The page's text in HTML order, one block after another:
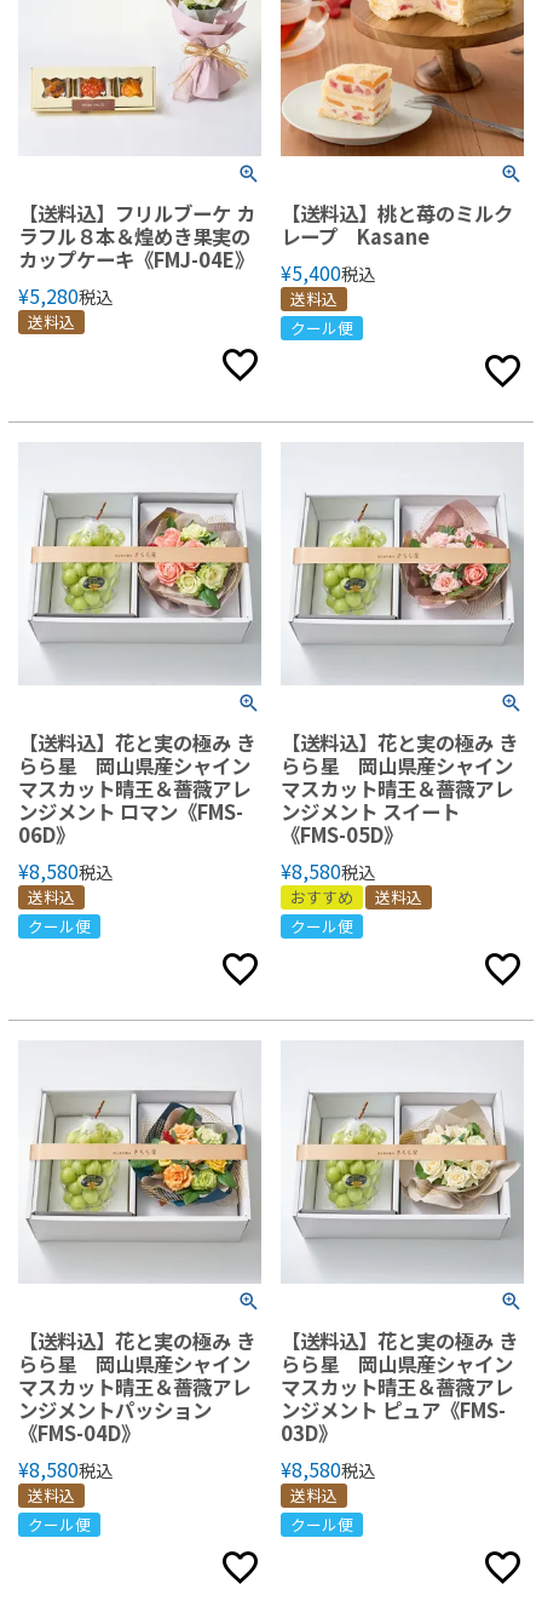
【送料込】フリルブーケ カ
ラフル８本＆煌めき果実の
カップケーキ《FMJ-04E》
¥5,280税込
送料込
【送料込】桃と苺のミルク
レープ Kasane
¥5,400税込
送料込
クール便
【送料込】花と実の極み き
らら星 岡山県産シャイン
マスカット晴王＆薔薇アレ
ンジメント ロマン《FMS-
06D》
¥8,580税込
送料込
クール便
【送料込】花と実の極み き
らら星 岡山県産シャイン
マスカット晴王＆薔薇アレ
ンジメント スイート
《FMS-05D》
¥8,580税込
おすすめ
送料込
クール便
【送料込】花と実の極み き
らら星 岡山県産シャイン
マスカット晴王＆薔薇アレ
ンジメントパッション
《FMS-04D》
¥8,580税込
送料込
クール便
【送料込】花と実の極み き
らら星 岡山県産シャイン
マスカット晴王＆薔薇アレ
ンジメント ピュア《FMS-
03D》
¥8,580税込
送料込
クール便